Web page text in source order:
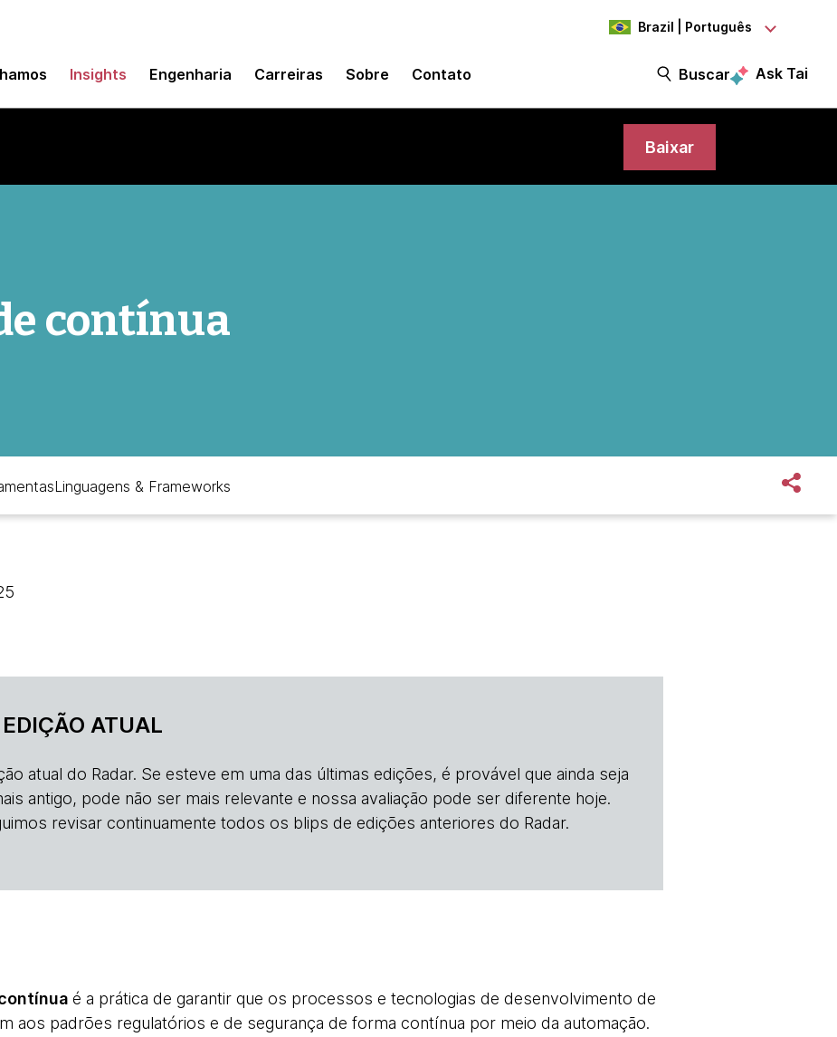
Brazil | Português
Insights Engenharia Carreiras Sobre Contato Buscar Ask Tai
Baixar
contínua
Linguagens & Frameworks
ATUAL
atual do Radar. Se esteve em uma das últimas edições, é provável que ainda seja
antigo, pode não ser mais relevante e nossa avaliação pode ser diferente hoje.
revisar continuamente todos os blips de edições anteriores do Radar.
é a prática de garantir que os processos e tecnologias de desenvolvimento de
aos padrões regulatórios e de segurança de forma contínua por meio da automação.